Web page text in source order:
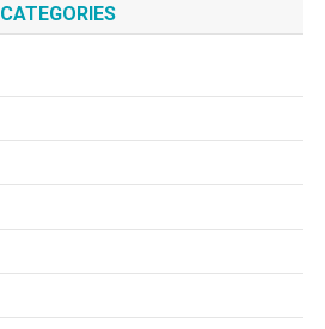
CATEGORIES